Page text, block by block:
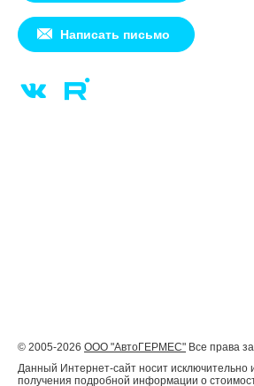
Написать письмо
© 2005-2026 ООО "АвтоГЕРМЕС" Все права
Данный Интернет-сайт носит исключительно
получения подробной информации о